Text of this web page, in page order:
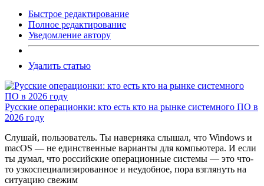
Быстрое редактирование
Полное редактирование
Уведомление автору
Удалить статью
Русские операционки: кто есть кто на рынке системного ПО в
2026 году
Слушай, пользователь. Ты наверняка слышал, что Windows и
macOS — не единственные варианты для компьютера. И если
ты думал, что российские операционные системы — это что-
то узкоспециализированное и неудобное, пора взглянуть на
ситуацию свежим